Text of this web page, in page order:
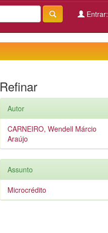
Entrar:
Refinar
Autor
CARNEIRO, Wendell Márcio
Araújo
Assunto
Microcrédito